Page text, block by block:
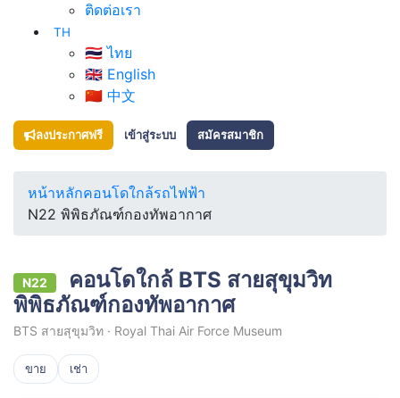
ติดต่อเรา
TH
🇹🇭 ไทย
🇬🇧 English
🇨🇳 中文
ลงประกาศฟรี เข้าสู่ระบบ สมัครสมาชิก
หน้าหลักคอนโดใกล้รถไฟฟ้า
N22 พิพิธภัณฑ์กองทัพอากาศ
N22
คอนโดใกล้ BTS สายสุขุมวิท
พิพิธภัณฑ์กองทัพอากาศ
BTS สายสุขุมวิท · Royal Thai Air Force Museum
ขาย เช่า